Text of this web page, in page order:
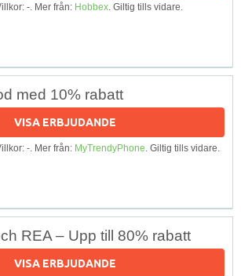
-. Mer från: Hobbex. Giltig tills vidare.
med 10% rabatt
VISA ERBJUDANDE
-. Mer från: MyTrendyPhone. Giltig tills vidare.
REA – Upp till 80% rabatt
VISA ERBJUDANDE